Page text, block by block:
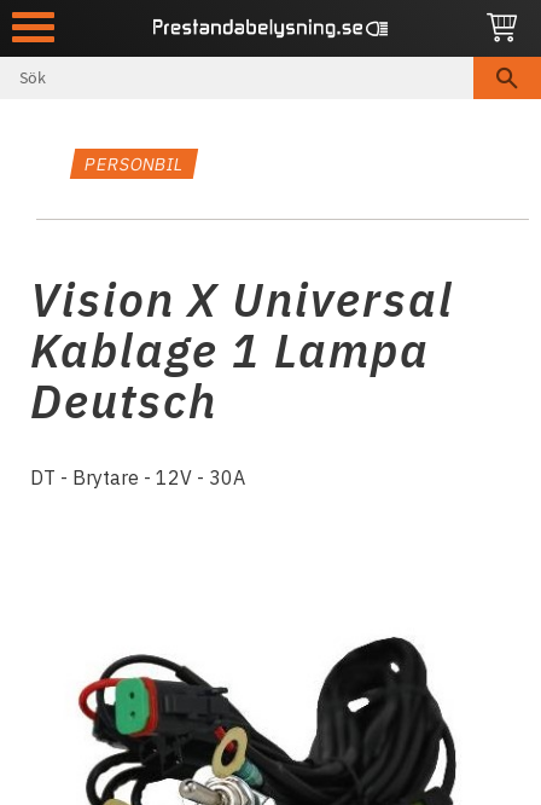
Meny
PERSONBIL
Vision X Universal
Kablage 1 Lampa
Deutsch
DT - Brytare - 12V - 30A